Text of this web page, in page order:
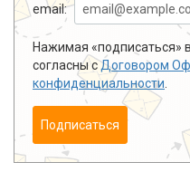
email:
Нажимая «подписаться»
согласны сДоговором
конфиденциальности
Подписаться